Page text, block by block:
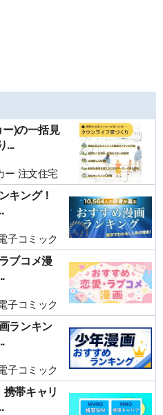
)の一括見
...
ー 注文住宅
キング！
子コミック
ブコメ漫
子コミック
ランキン
子コミック
携帯キャリ